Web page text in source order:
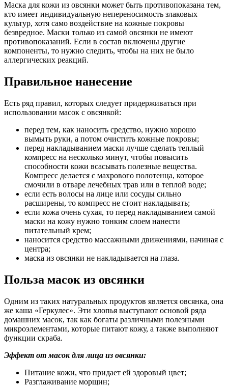
Маска для кожи из овсянки может быть противопоказана тем,
кто имеет индивидуальную непереносимость злаковых
культур, хотя само воздействие на кожные покровы
безвредное. Маски только из самой овсянки не имеют
противопоказаний. Если в состав включены другие
компоненты, то нужно следить, чтобы на них не было
аллергических реакций.
Правильное нанесение
Есть ряд правил, которых следует придерживаться при
использовании масок с овсянкой:
перед тем, как наносить средство, нужно хорошо
вымыть руки, а потом очистить кожные покровы;
перед накладыванием маски лучше сделать теплый
компресс на несколько минут, чтобы повысить
способности кожи всасывать полезные вещества.
Компресс делается с махрового полотенца, которое
смочили в отваре лечебных трав или в теплой воде;
если есть волосы на лице или сосуды сильно
расширены, то компресс не стоит накладывать;
если кожа очень сухая, то перед накладыванием самой
маски на кожу нужно тонким слоем нанести
питательный крем;
наносится средство массажными движениями, начиная с
центра;
маска из овсянки не накладывается на глаза.
Польза масок из овсянки
Одним из таких натуральных продуктов является овсянка, она
же каша «Геркулес». Эти хлопья выступают основой ряда
домашних масок, так как богаты различными полезными
микроэлементами, которые питают кожу, а также выполняют
функции скраба.
Эффект от масок для лица из овсянки:
Питание кожи, что придает ей здоровый цвет;
Разглаживание морщин;